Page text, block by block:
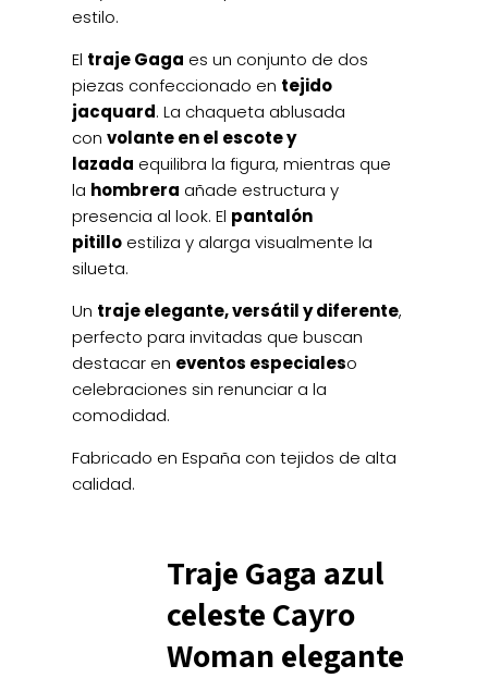
estilo.
El traje Gaga es un conjunto de dos
piezas confeccionado en tejido
jacquard. La chaqueta ablusada
convolante en el escote y
lazada equilibra la figura, mientras que
la hombrera añade estructura y
presencia al look. El pantalón
pitillo estiliza y alarga visualmente la
silueta.
Un traje elegante, versátil y diferente,
perfecto para invitadas que buscan
destacar en eventos especialeso
celebraciones sin renunciar a la
comodidad.
Fabricado en España con tejidos de alta
calidad.
Traje Gaga azul
celeste Cayro
Woman elegante